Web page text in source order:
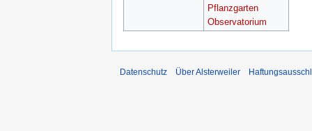
Pflanzgarten
Observatorium
Datenschutz Über Alsterweiler